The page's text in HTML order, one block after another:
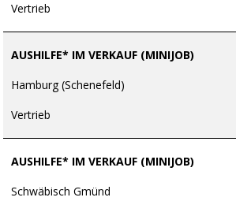
Vertrieb
AUSHILFE* IM VERKAUF (MINIJOB)
Hamburg (Schenefeld)
Vertrieb
AUSHILFE* IM VERKAUF (MINIJOB)
Schwäbisch Gmünd